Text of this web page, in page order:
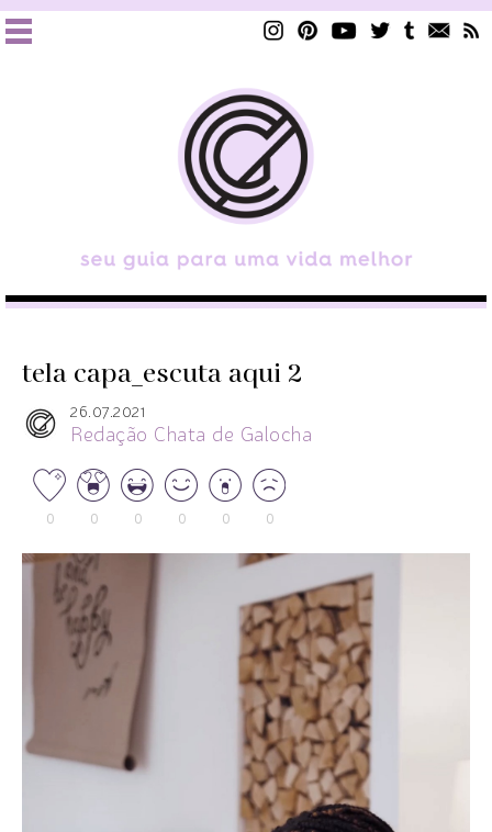
tela capa_escuta aqui 2
26.07.2021
Redação Chata de Galocha
0 0 0 0 0 0
Tocador
vídeo